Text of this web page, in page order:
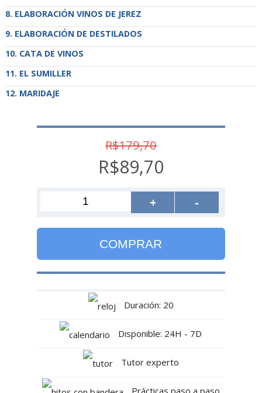
ELABORACIÓN VINOS DE JEREZ
ELABORACIÓN DE DESTILADOS
CATA DE VINOS
EL SUMILLER
MARIDAJE
R$179,70
R$89,70
+ -
COMPRAR
Duración: 20
Disponible: 24H - 7D
Tutor experto